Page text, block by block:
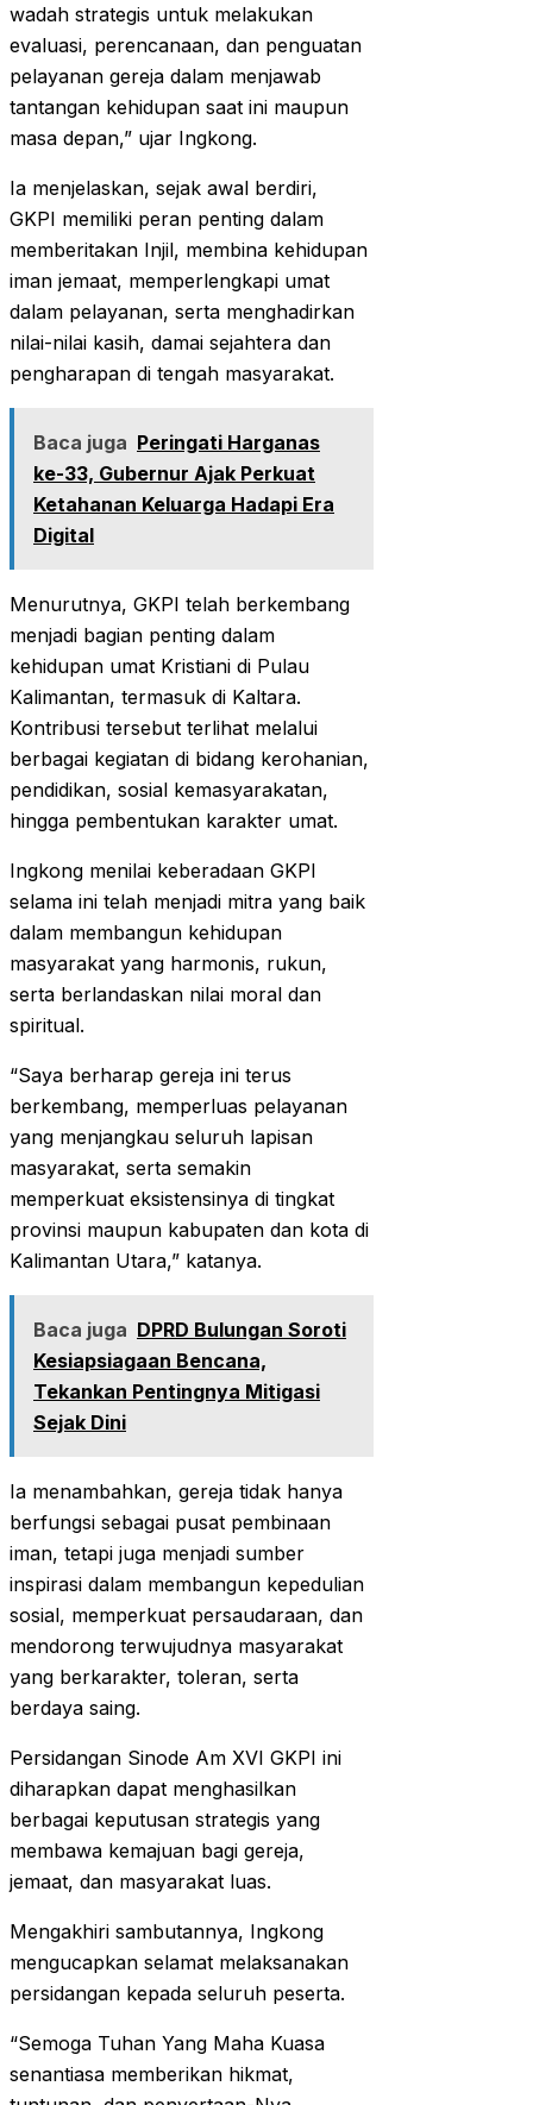
wadah strategis untuk melakukan
evaluasi, perencanaan, dan penguatan
pelayanan gereja dalam menjawab
tantangan kehidupan saat ini maupun
masa depan,” ujar Ingkong.
Ia menjelaskan, sejak awal berdiri,
GKPI memiliki peran penting dalam
memberitakan Injil, membina kehidupan
iman jemaat, memperlengkapi umat
dalam pelayanan, serta menghadirkan
nilai-nilai kasih, damai sejahtera dan
pengharapan di tengah masyarakat.
Baca juga Peringati Harganas
ke-33, Gubernur Ajak Perkuat
Ketahanan Keluarga Hadapi Era
Digital
Menurutnya, GKPI telah berkembang
menjadi bagian penting dalam
kehidupan umat Kristiani di Pulau
Kalimantan, termasuk di Kaltara.
Kontribusi tersebut terlihat melalui
berbagai kegiatan di bidang kerohanian,
pendidikan, sosial kemasyarakatan,
hingga pembentukan karakter umat.
Ingkong menilai keberadaan GKPI
selama ini telah menjadi mitra yang baik
dalam membangun kehidupan
masyarakat yang harmonis, rukun,
serta berlandaskan nilai moral dan
spiritual.
“Saya berharap gereja ini terus
berkembang, memperluas pelayanan
yang menjangkau seluruh lapisan
masyarakat, serta semakin
memperkuat eksistensinya di tingkat
provinsi maupun kabupaten dan kota di
Kalimantan Utara,” katanya.
Baca juga DPRD Bulungan Soroti
Kesiapsiagaan Bencana,
Tekankan Pentingnya Mitigasi
Sejak Dini
Ia menambahkan, gereja tidak hanya
berfungsi sebagai pusat pembinaan
iman, tetapi juga menjadi sumber
inspirasi dalam membangun kepedulian
sosial, memperkuat persaudaraan, dan
mendorong terwujudnya masyarakat
yang berkarakter, toleran, serta
berdaya saing.
Persidangan Sinode Am XVI GKPI ini
diharapkan dapat menghasilkan
berbagai keputusan strategis yang
membawa kemajuan bagi gereja,
jemaat, dan masyarakat luas.
Mengakhiri sambutannya, Ingkong
mengucapkan selamat melaksanakan
persidangan kepada seluruh peserta.
“Semoga Tuhan Yang Maha Kuasa
senantiasa memberikan hikmat,